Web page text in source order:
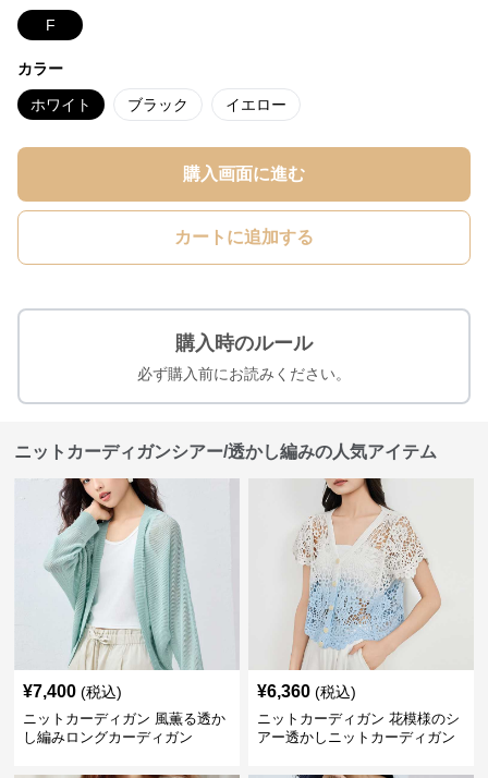
F
カラー
ホワイト ブラック イエロー
購入画面に進む
カートに追加する
購入時のルール
必ず購入前にお読みください。
ニットカーディガンシアー/透かし編みの人気アイテム
¥7,400 (税込)
ニットカーディガン 風薫る透か
し編みロングカーディガン
¥6,360 (税込)
ニットカーディガン 花模様のシ
アー透かしニットカーディガン